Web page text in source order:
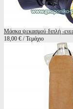
Μάσκα ψεκασμού διπλή -
18,00 € / Τεμάχιο